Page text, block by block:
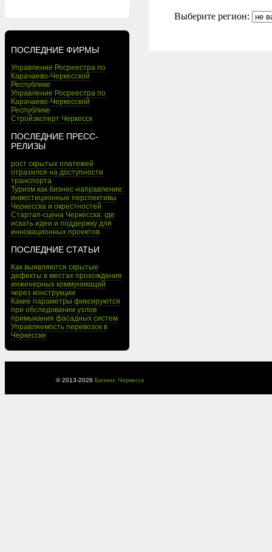
ПОСЛЕДНИЕ ФИРМЫ
Управление Росреестра по
Карачаево-Черкесской
Республике
Управление Росреестра по
Карачаево-Черкесской
Республике
Стройэксперт Черкесск
ПОСЛЕДНИЕ ПРЕСС-
РЕЛИЗЫ
рост скрытых платежей
отразился на доступности
транспорта
Туризм как бизнес-направление:
инвестиционные перспективы
Черкесска и окрестностей
Стартап-сцена Черкесска: где
искать идеи и поддержку для
инновационных проектов
ПОСЛЕДНИЕ СТАТЬИ
Как выявляются скрытые
дефекты в местах прохождения
инженерных коммуникаций
через конструкции
Какие параметры фиксируются
при обследовании узлов
примыкания фасадных систем
Управляемость перевозок в
Черкесске
Выберите регион:
© 2013-2026 Бизнес Черкесск